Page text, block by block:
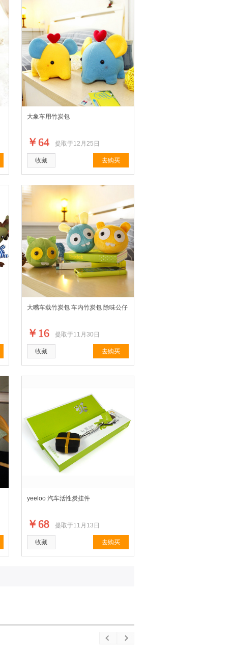
大象车用竹炭包
￥64 提取于12月25日
收藏 去购买
大嘴车载竹炭包 车内竹炭包 除味公仔
￥16 提取于11月30日
收藏 去购买
yeeloo 汽车活性炭挂件
￥68 提取于11月13日
收藏 去购买